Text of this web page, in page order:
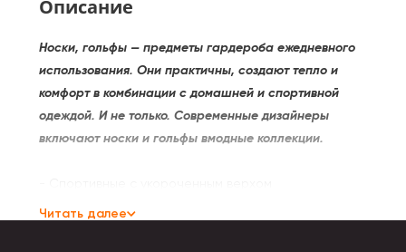
Описание
Носки, гольфы — предметы гардероба ежедневного
использования. Они практичны, создают тепло и
комфорт в комбинации с домашней и спортивной
одеждой. И не только. Современные дизайнеры
включают носки и гольфы вмодные коллекции.
предназначены для ношения с кедами, кроссовками.
Читать далее